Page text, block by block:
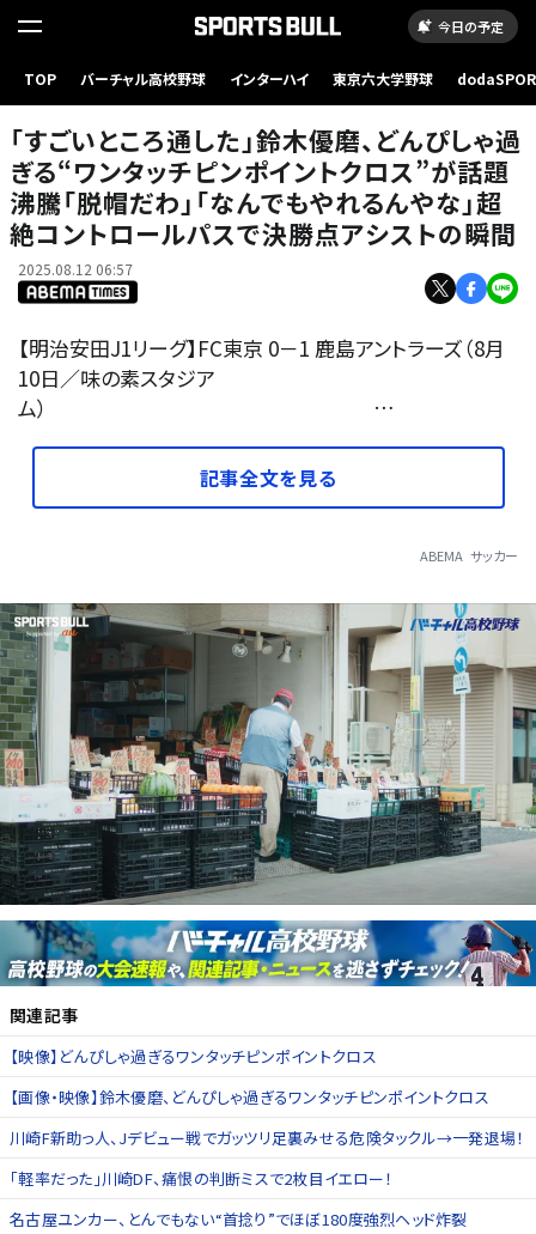
今日の予定
TOP バーチャル高校野球 インターハイ 東京六大学野球
「すごいところ通した」鈴木優磨、どんぴしゃ過
ぎる“ワンタッチピンポイントクロス”が話題
沸騰「脱帽だわ」「なんでもやれるんやな」超
絶コントロールパスで決勝点アシストの瞬間
2025.08.12 06:57
【明治安田J1リーグ】FC東京 0－1 鹿島アントラーズ（8月
10日／味の素スタジア
ム） …
記事全文を見る
ABEMA サッカー
関連記事
【映像】どんぴしゃ過ぎるワンタッチピンポイントクロス
【画像・映像】鈴木優磨、どんぴしゃ過ぎるワンタッチピンポイントクロス
川崎F新助っ人、Jデビュー戦でガッツリ足裏みせる危険タックル→一発退場！
「軽率だった」川崎DF、痛恨の判断ミスで2枚目イエロー！
名古屋ユンカー、とんでもない“首捻り”でほぼ180度強烈ヘッド炸裂